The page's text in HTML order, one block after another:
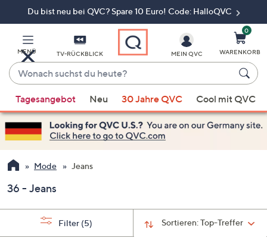
Du bist neu bei QVC? Spare 10 Euro! Code: HalloQVC
MENÜ TV-RÜCKBLICK
Wonach
suchst
du
heute?
Vorschläge
verfügbar
sind,
verwenden
Sie
Pfeiltasten
nach
und
MEIN QVC
0
WARENKORB
Tagesangebot Neu 30 Jahre QVC Cool mit QVC
Mode Jeans
36 - Jeans
Sortieren:Top-Treffer
Filter (5)